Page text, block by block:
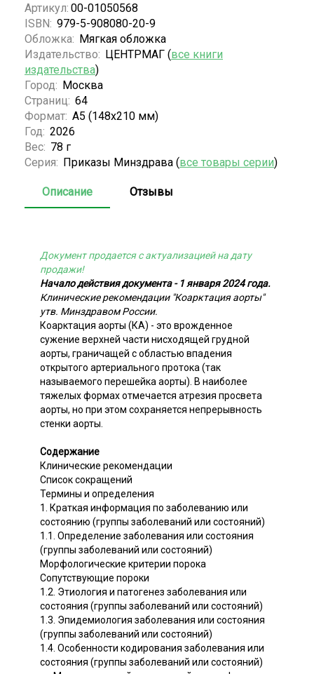
Артикул: 00-01050568
ISBN: 979-5-908080-20-9
Обложка: Мягкая обложка
Издательство: ЦЕНТРМАГ (все книги
издательства)
Город: Москва
Страниц: 64
Формат: А5 (148x210 мм)
Год: 2026
Вес: 78 г
Серия: Приказы Минздрава (все товары серии)
Описание Отзывы
Документ продается с актуализацией на дату
продажи!
Начало действия документа - 1 января 2024 года.
Клинические рекомендации "Коарктация аорты"
утв. Минздравом России.
Коарктация аорты (КА) - это врожденное
сужение верхней части нисходящей грудной
аорты, граничащей с областью впадения
открытого артериального протока (так
называемого перешейка аорты). В наиболее
тяжелых формах отмечается атрезия просвета
аорты, но при этом сохраняется непрерывность
стенки аорты.
Содержание
Клинические рекомендации
Список сокращений
Термины и определения
1. Краткая информация по заболеванию или
состоянию (группы заболеваний или состояний)
1.1. Определение заболевания или состояния
(группы заболеваний или состояний)
Морфологические критерии порока
Сопутствующие пороки
1.2. Этиология и патогенез заболевания или
состояния (группы заболеваний или состояний)
1.3. Эпидемиология заболевания или состояния
(группы заболеваний или состояний)
1.4. Особенности кодирования заболевания или
состояния (группы заболеваний или состояний)